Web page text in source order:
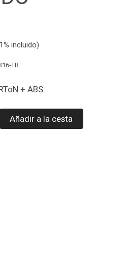
incluido)
TR
+ ABS
Añadir a la cesta